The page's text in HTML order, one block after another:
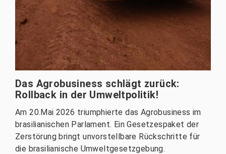
Das Agrobusiness schlägt zurück:
Rollback in der Umweltpolitik!
Am 20.Mai 2026 triumphierte das Agrobusiness im
brasilianischen Parlament. Ein Gesetzespaket der
Zerstörung bringt unvorstellbare Rückschritte für
die brasilianische Umweltgesetzgebung.